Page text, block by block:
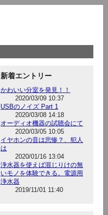
新着エントリー
かわいい分室を発見！！
2020/03/09 10:37
USBのノイズ Part 1
2020/03/08 14:18
オーディオ機器の試聴会にて
2020/03/05 10:05
イヤホンの音は悲惨？、犯人
は
2020/01/16 13:04
浄水器を使えば混じりけの無
いモノを体験できる。電源用
浄水器
2019/11/01 11:40